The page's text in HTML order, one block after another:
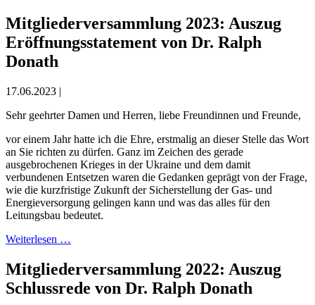
Mitgliederversammlung 2023: Auszug
Eröffnungsstatement von Dr. Ralph
Donath
17.06.2023 |
Sehr geehrter Damen und Herren, liebe Freundinnen und Freunde,
vor einem Jahr hatte ich die Ehre, erstmalig an dieser Stelle das Wort
an Sie richten zu dürfen. Ganz im Zeichen des gerade
ausgebrochenen Krieges in der Ukraine und dem damit
verbundenen Entsetzen waren die Gedanken geprägt von der Frage,
wie die kurzfristige Zukunft der Sicherstellung der Gas- und
Energieversorgung gelingen kann und was das alles für den
Leitungsbau bedeutet.
Weiterlesen …
Mitgliederversammlung 2022: Auszug
Schlussrede von Dr. Ralph Donath